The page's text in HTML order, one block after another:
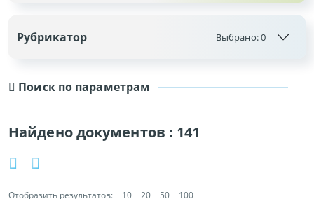
Поиск по параметрам
Найдено документов : 141
Отобразить результатов: 10 20 50
100
Рубрикатор Выбрано:0